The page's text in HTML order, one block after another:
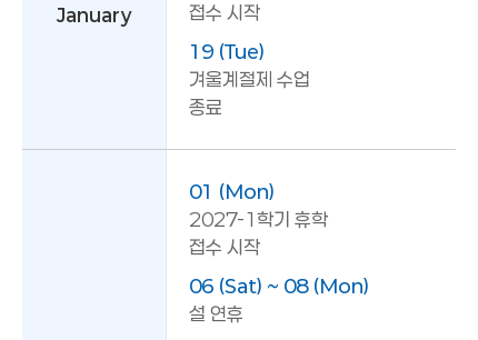
January
접수 시작
19 (Tue)
겨울계절제 수업
종료
01 (Mon)
2027-1학기 휴학
접수 시작
06 (Sat) ~ 08 (Mon)
설 연휴